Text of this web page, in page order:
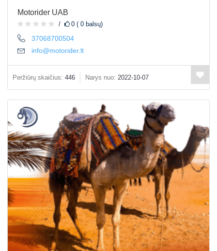
Motorider UAB
0 ( 0 balsų)
37068700504
info@motorider.lt
Peržiūrų skaičius: 446 Narys nuo: 2022-10-07